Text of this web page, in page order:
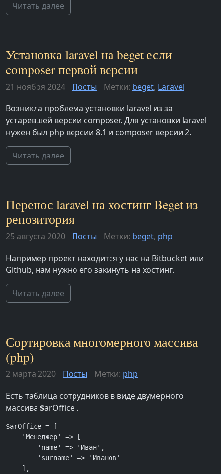
Читать далее
Установка laravel на beget если
composer первой версии
21 ноября 2024 Посты Метки: beget, Laravel
Возникла проблема установки laravel из за
устаревшей версии composer. Для установки laravel
нужен был php версии 8.1 и composer версии 2.
Читать далее
Перенос laravel на хостинг Beget из
репозитория
25 августа 2020 Посты Метки: beget, php
Например проект находится у нас на Bitbucket или
Github, нам нужно его закинуть на хостинг.
Читать далее
Сортировка многомерного массива
(php)
2 марта 2020 Посты Метки: php
Есть таблица сотрудников в виде двумерного
массива $arOffice .
$arOffice = [